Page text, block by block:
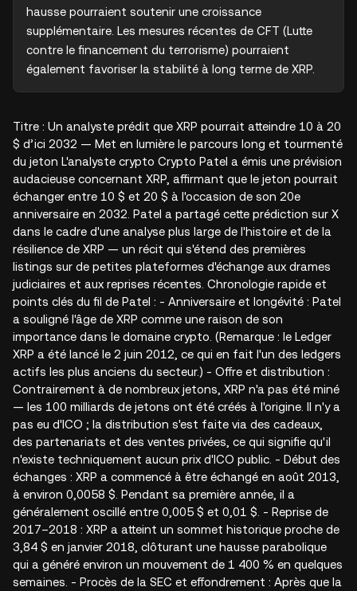
hausse pourraient soutenir une croissance
supplémentaire. Les mesures récentes de CFT (Lutte
contre le financement du terrorisme) pourraient
également favoriser la stabilité à long terme de XRP.
Titre : Un analyste prédit que XRP pourrait atteindre 10 à 20
$ d’ici 2032 — Met en lumière le parcours long et tourmenté
du jeton L'analyste crypto Crypto Patel a émis une prévision
audacieuse concernant XRP, affirmant que le jeton pourrait
échanger entre 10 $ et 20 $ à l'occasion de son 20e
anniversaire en 2032. Patel a partagé cette prédiction sur X
dans le cadre d'une analyse plus large de l'histoire et de la
résilience de XRP — un récit qui s'étend des premières
listings sur de petites plateformes d'échange aux drames
judiciaires et aux reprises récentes. Chronologie rapide et
points clés du fil de Patel : - Anniversaire et longévité : Patel
a souligné l'âge de XRP comme une raison de son
importance dans le domaine crypto. (Remarque : le Ledger
XRP a été lancé le 2 juin 2012, ce qui en fait l'un des ledgers
actifs les plus anciens du secteur.) - Offre et distribution :
Contrairement à de nombreux jetons, XRP n'a pas été miné
— les 100 milliards de jetons ont été créés à l'origine. Il n'y a
pas eu d'ICO ; la distribution s'est faite via des cadeaux,
des partenariats et des ventes privées, ce qui signifie qu'il
n'existe techniquement aucun prix d'ICO public. - Début des
échanges : XRP a commencé à être échangé en août 2013,
à environ 0,0058 $. Pendant sa première année, il a
généralement oscillé entre 0,005 $ et 0,01 $. - Reprise de
2017–2018 : XRP a atteint un sommet historique proche de
3,84 $ en janvier 2018, clôturant une hausse parabolique
qui a généré environ un mouvement de 1 400 % en quelques
semaines. - Procès de la SEC et effondrement : Après que la